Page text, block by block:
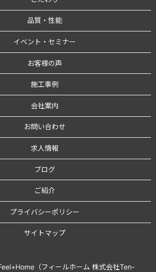
品質・性能
イベント・セミナー
お客様の声
施工事例
会社案内
お問い合わせ
求人情報
ブログ
ご紹介
プライバシーポリシー
サイトマップ
（フィールホーム 株式会社Ten-